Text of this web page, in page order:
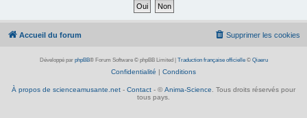
Accueil du forum Supprimer les cookies
Développé par phpBB® Forum Software © phpBB Limited Traduction française officielle© Qiaeru
Confidentialité | Conditions
À propos de scienceamusante.net - Contact - © Anima-Science . Tous droits réservés pour
tous pays.